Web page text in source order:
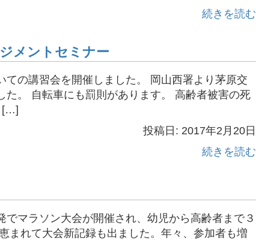
続きを読む
メントセミナー
の講習会を開催しました。 岡山西署より茅原交
。 自転車にも罰則があります。 高齢者被害の死
[…]
投稿日: 2017年2月20日
続きを読む
マラソン大会が開催され、幼児から高齢者まで３
まれて大会新記録も出ました。年々、参加者も増